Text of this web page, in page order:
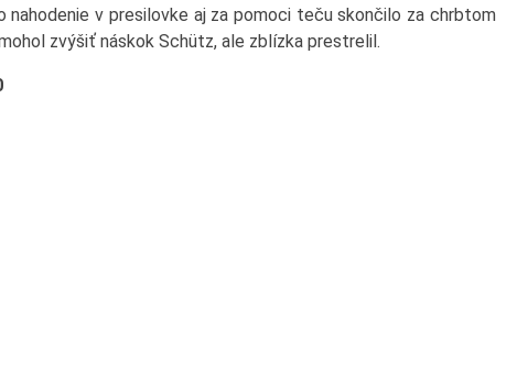
nahodenie v presilovke aj za pomoci teču skončilo za chrbtom
zvýšiť náskok Schütz, ale zblízka prestrelil.